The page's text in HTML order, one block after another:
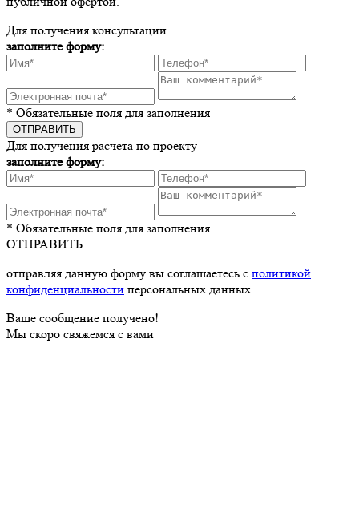
Для получения консультации
заполните форму:
* Обязательные поля для заполнения
Для получения расчёта по проекту
заполните форму:
* Обязательные поля для заполнения
ОТПРАВИТЬ
отправляя данную форму вы соглашаетесь с политикой
конфиденциальности персональных данных
Ваше сообщение получено!
Мы скоро свяжемся с вами